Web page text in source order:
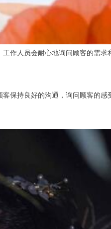
人员会耐心地询问顾客的需求
持良好的沟通，询问顾客的感